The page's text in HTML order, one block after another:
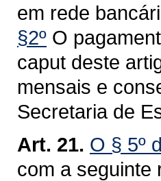
em rede
§2º O
caput deste
mensais e
Secretaria de
Art. 21. O § 5º
com a seguinte